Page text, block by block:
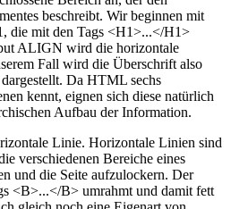
beschreibt. Wir beginnen mit
die mit den Tags <H1>...</H1>
ALIGN wird die horizontale
Fall wird die Überschrift also
Da HTML sechs
kennt, eignen sich diese natürlich
Aufbau der Information.
Linie. Horizontale Linien sind
verschiedenen Bereiche eines
und die Seite aufzulockern. Der
<B>...</B> umrahmt und damit fett